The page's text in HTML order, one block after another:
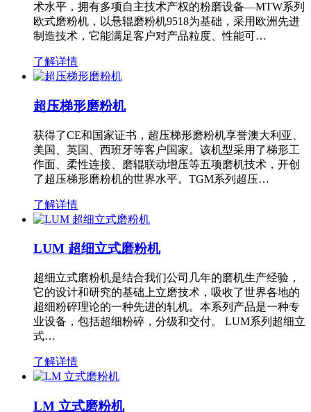
术水平，拥有多项自主技术产权的粉磨设备—MTW系列
欧式磨粉机，以悬辊磨粉机9518为基础，采用欧洲先进
制造技术，它能满足客户对产品粒度、性能可…
了解详情
超压梯形磨粉机
获得了CE和国家证书，超压梯形磨粉机享誉澳大利亚、
美国、英国、西班牙等客户国家。该机型采用了梯形工
作面、柔性连接、磨辊联动增压等五项磨机技术，开创
了超压梯形磨粉机的世界水平。TGM系列超压…
了解详情
LUM 超细立式磨粉机
超细立式磨粉机是结合我们公司几年的磨机生产经验，
它的设计和研究的基础上立磨技术，吸收了世界各地的
超细粉碎理论的一种先进的轧机。本系列产品是一种专
业设备，包括超细粉碎，分级和交付。 LUM系列超细立
式…
了解详情
LM 立式磨粉机